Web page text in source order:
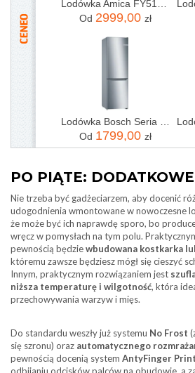
Od 2999,00 zł
Od 1799,00 zł
PO PIĄTE:
Nie trzeba być gadżeciarzem, aby docenić
udogodnienia wmontowane w nowoczesne
że może być ich naprawdę sporo, bo
wręcz w pomysłach na tym polu.
pewnością będziewbudowana kostkarka
któremu zawsze będziesz mógł się cieszyć
Innym, praktycznym rozwiązaniem jest
niższa temperaturę i wilgotność, która
przechowywania warzyw i mięs.
Do standardu weszły już systemu No Frost
się szronu) oraz automatycznego
pewnością docenią system AntyFinger Print